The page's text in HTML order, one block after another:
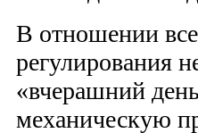
В отношении
регулирования
«вчерашний
механическую